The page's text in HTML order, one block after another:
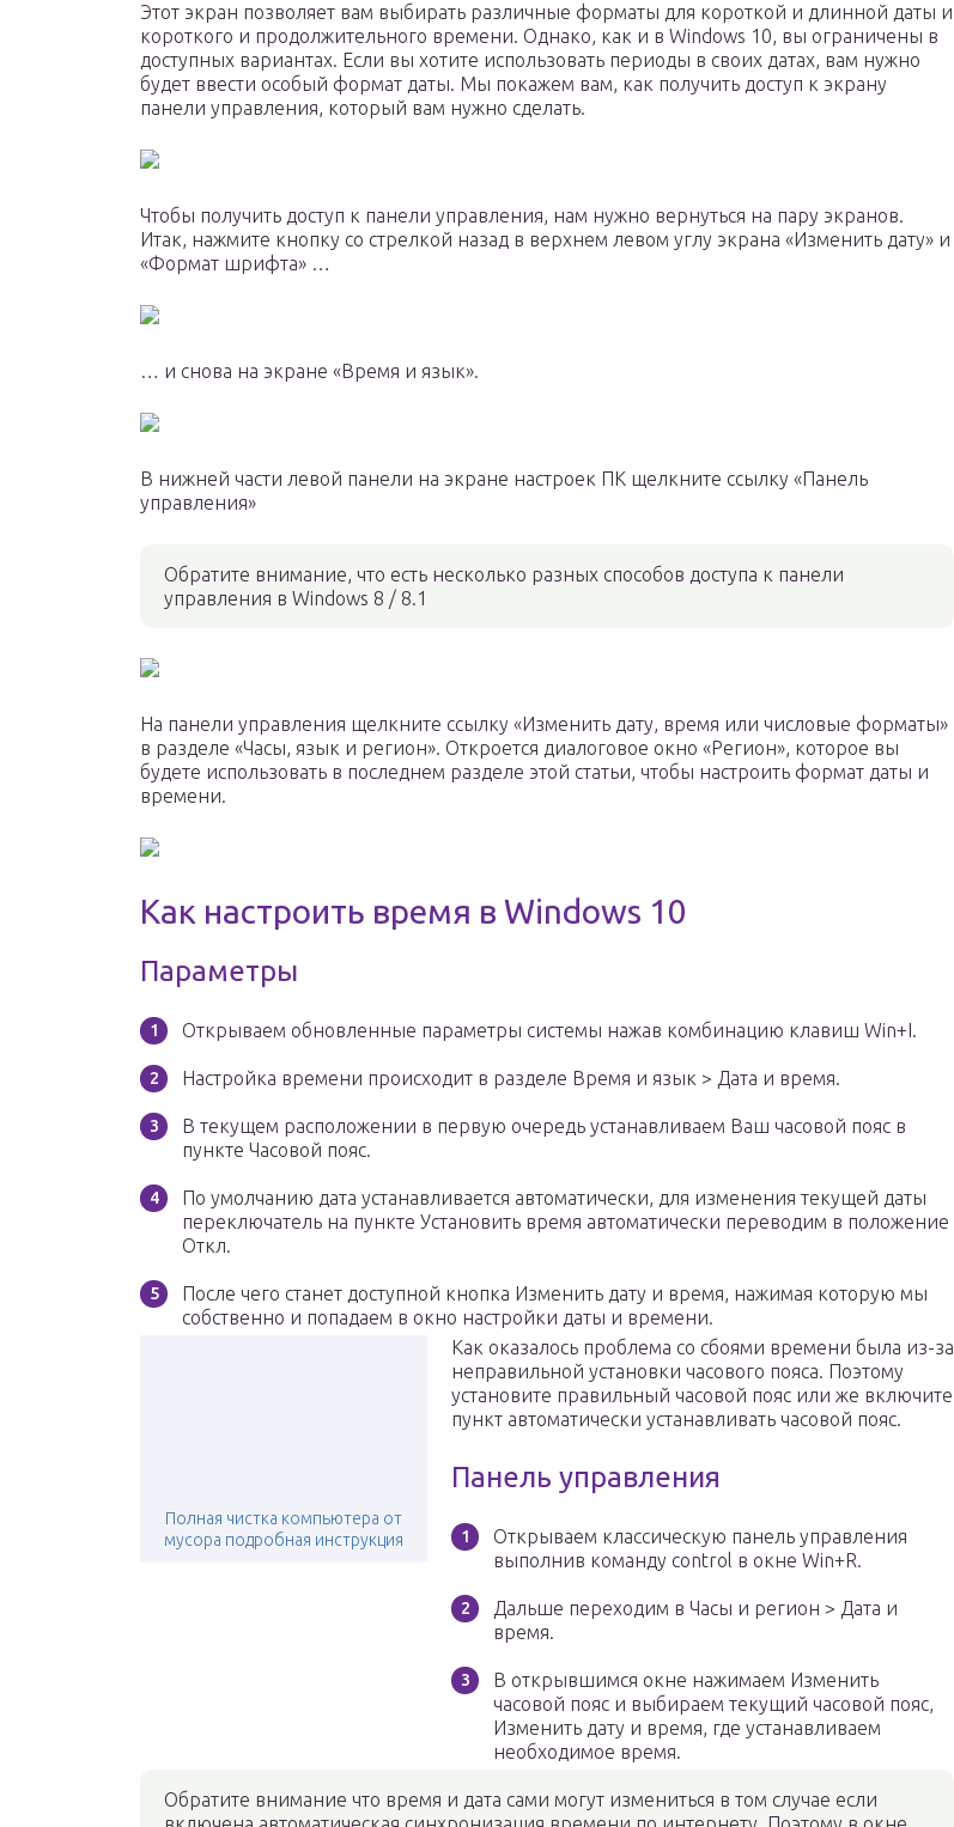
Этот экран позволяет вам выбирать различные форматы для короткой и длинной даты и
короткого и продолжительного времени. Однако, как и в Windows 10, вы ограничены в
доступных вариантах. Если вы хотите использовать периоды в своих датах, вам нужно
будет ввести особый формат даты. Мы покажем вам, как получить доступ к экрану
панели управления, который вам нужно сделать.
Чтобы получить доступ к панели управления, нам нужно вернуться на пару экранов.
Итак, нажмите кнопку со стрелкой назад в верхнем левом углу экрана «Изменить дату» и
«Формат шрифта» …
… и снова на экране «Время и язык».
В нижней части левой панели на экране настроек ПК щелкните ссылку «Панель
управления»
Обратите внимание, что есть несколько разных способов доступа к панели
управления в Windows 8 / 8.1
На панели управления щелкните ссылку «Изменить дату, время или числовые форматы»
в разделе «Часы, язык и регион». Откроется диалоговое окно «Регион», которое вы
будете использовать в последнем разделе этой статьи, чтобы настроить формат даты и
времени.
Как настроить время в Windows 10
Параметры
Открываем обновленные параметры системы нажав комбинацию клавиш Win+I.
Настройка времени происходит в разделе Время и язык > Дата и время.
В текущем расположении в первую очередь устанавливаем Ваш часовой пояс в
пункте Часовой пояс.
По умолчанию дата устанавливается автоматически, для изменения текущей даты
переключатель на пункте Установить время автоматически переводим в положение
Откл.
После чего станет доступной кнопка Изменить дату и время, нажимая которую мы
собственно и попадаем в окно настройки даты и времени.
Полная чистка компьютера от
мусора подробная инструкция
Как оказалось проблема со сбоями времени была из-за
неправильной установки часового пояса. Поэтому
установите правильный часовой пояс или же включите
пункт автоматически устанавливать часовой пояс.
Панель управления
Открываем классическую панель управления
выполнив команду control в окне Win+R.
Дальше переходим в Часы и регион > Дата и
время.
В открывшимся окне нажимаем Изменить
часовой пояс и выбираем текущий часовой пояс,
Изменить дату и время, где устанавливаем
необходимое время.
Обратите внимание что время и дата сами могут измениться в том случае если